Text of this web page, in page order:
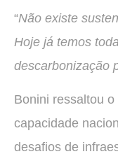
“Não existe
Hoje já temos
descarbonização
Bonini ressaltou
capacidade
desafios de